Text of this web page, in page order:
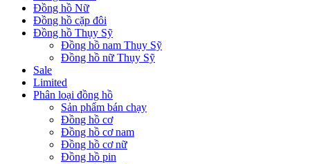
Đồng hồ Nữ
Đồng hồ cặp đôi
Đồng hồ Thụy Sỹ
Đồng hồ nam Thụy Sỹ
Đồng hồ nữ Thụy Sỹ
Sale
Limited
Phân loại đồng hồ
Sản phẩm bán chạy
Đồng hồ cơ
Đồng hồ cơ nam
Đồng hồ cơ nữ
Đồng hồ pin